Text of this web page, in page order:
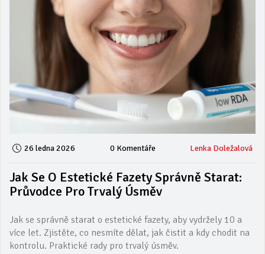
26 ledna 2026 0 Komentáře Lenka Doležalová
Jak Se O Estetické Fazety Správně Starat:
Průvodce Pro Trvalý Úsměv
Jak se správně starat o estetické fazety, aby vydržely 10 a
více let. Zjistěte, co nesmíte dělat, jak čistit a kdy chodit na
kontrolu. Praktické rady pro trvalý úsměv.